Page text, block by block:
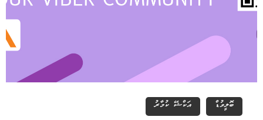
ބޮލީވުޑް އަކްޝޭ ކުމާރު